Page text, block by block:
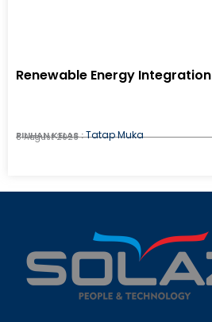
Renewable Energy Integration
PILIHAN KELAS :Tatap Muka
8 August 2026